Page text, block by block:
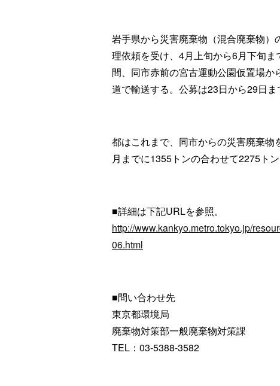
岩手県から災害廃棄物（混合廃棄物）
理依頼を受け、4月上旬から6月下旬ま
間、同市赤前の宮古運動公園仮置場か
道で輸送する。公募は23日から29日ま
都はこれまで、同市からの災害廃棄
月までに1355トンの合わせて2275トン
■詳細は下記URLを参照。
http://www.kankyo.metro.tokyo.jp/
06.html
■問い合わせ先
東京都環境局
廃棄物対策部一般廃棄物対策課
TEL：03-5388-3582